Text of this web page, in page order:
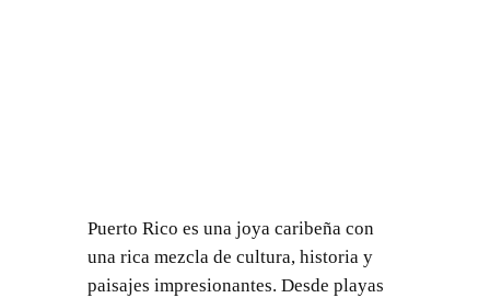
Puerto Rico es una joya caribeña con
una rica mezcla de cultura, historia y
paisajes impresionantes. Desde playas